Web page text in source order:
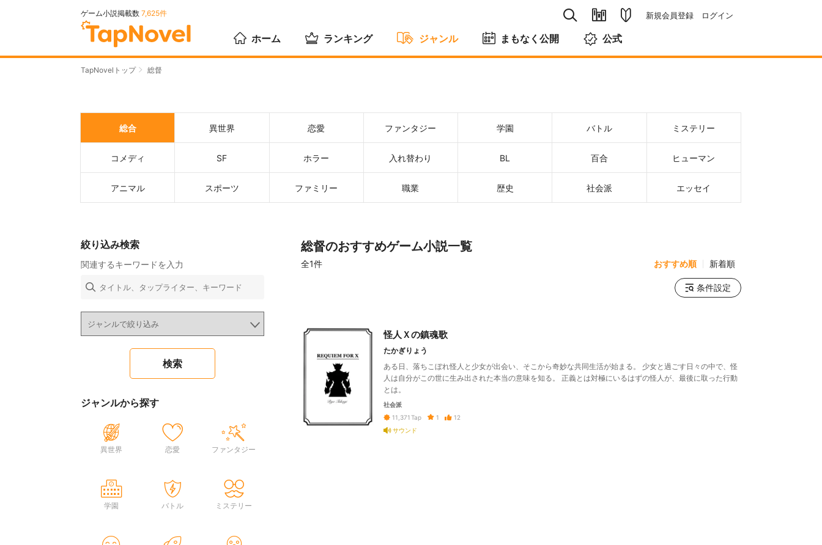
ゲーム小説掲載数 7,625件 新規会員登録 ログイン
ホーム ランキング ジャンル まもなく公開 公式
TapNovelトップ 総督
総合 異世界 恋愛 ファンタジー 学園 バトル ミステリー
コメディ SF ホラー 入れ替わり BL 百合 ヒューマン
アニマル スポーツ ファミリー 職業 歴史 社会派 エッセイ
総督のおすすめゲーム小説一覧
全1件 おすすめ順 新着順
条件設定
怪人Ｘの鎮魂歌
たかぎりょう
ある日、落ちこぼれ怪人と少女が出会い、そこから奇妙な共同生活が始まる。 少女と過ごす日々の中で、怪
人は自分がこの世に生み出された本当の意味を知る。 正義とは対極にいるはずの怪人が、最後に取った行動
とは。
社会派
11,371Tap 1
12
サウンド
絞り込み検索
関連するキーワードを入力
ジャンルから探す
異世界 恋愛 ファンタジー
学園 バトル ミステリー